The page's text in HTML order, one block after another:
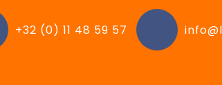
+32 (0) 11 48 59 57